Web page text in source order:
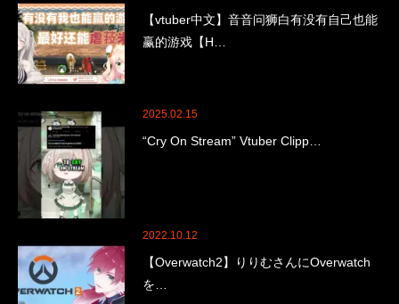
【vtuber中文】音音问狮白有没有自己也能
赢的游戏【H…
2025.02.15
“Cry On Stream” Vtuber Clipp…
2022.10.12
【Overwatch2】りりむさんにOverwatch
を…